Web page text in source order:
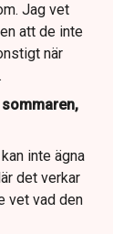
Jag vet
att de inte
när
inte ägna
det verkar
vet vad den